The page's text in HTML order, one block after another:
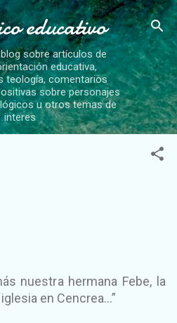
principal
educativo
sobre artículos de
educativa,
teología, comentarios
sobre personajes
u otros temas de
interes
nuestra hermana Febe, la
en Cencrea...”